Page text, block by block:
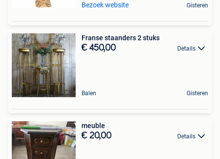
Bezoek website Gisteren
Franse staanders 2 stuks
€ 450,00 Details
Balen Gisteren
meuble
€ 20,00 Details